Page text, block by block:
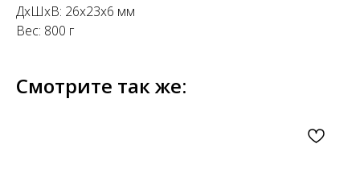
ДxШxВ: 26x23x6 мм
Вес: 800 г
Смотрите так же: